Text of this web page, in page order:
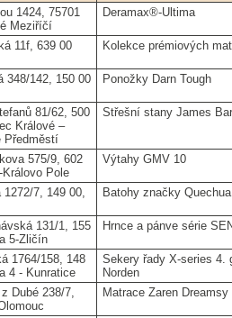
1424, 75701
Meziříčí
Deramax®-Ultima
11f, 639 00
Kolekce prémiových
348/142, 150 00
Ponožky Darn Tough
81/62, 500
Králové –
Předměstí
Střešní stany James
575/9, 602
Královo Pole
Výtahy GMV 10
1272/7, 149 00,
Batohy značky
131/1, 155
5-Zličín
Hrnce a pánve série
1764/158, 148
4 - Kunratice
Sekery řady X-series 4.
Norden
Dubé 238/7,
Matrace Zaren